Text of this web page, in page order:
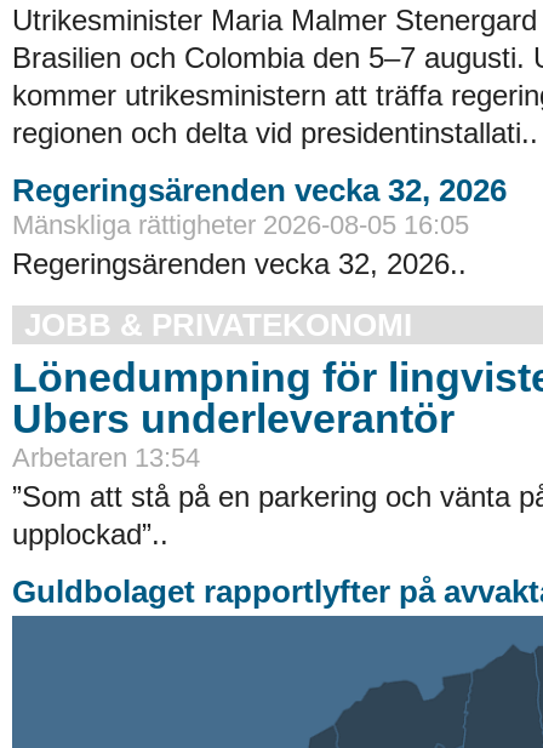
Utrikesminister Maria Malmer
Brasilien och Colombia den 5–7 augusti.
kommer utrikesministern att träffa
regionen och delta vid presidentinstallati..
Regeringsärenden vecka 32, 2026
Mänskliga rättigheter 2026-08-05 16:05
Regeringsärenden vecka 32, 2026..
JOBB & PRIVATEKONOMI
Lönedumpning för
Ubers underleverantör
Arbetaren 13:54
”Som att stå på en parkering och vänta
upplockad”..
Guldbolaget rapportlyfter på